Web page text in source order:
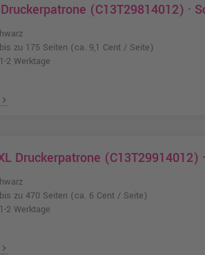
(C13T29814012) ·
bis zu 175 Seiten (ca. 9,1 Cent / Seite)
1-2 Werktage
chevron_right
Druckerpatrone (C13T29914012)
bis zu 470 Seiten (ca. 6 Cent / Seite)
1-2 Werktage
chevron_right